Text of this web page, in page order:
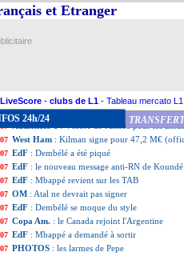
et Etranger
LiveScore - clubs de L1 - Tableau mercato L1
24h/24
Amical: Monaco surpris par le Servette
EdF: l'Espagne, pas un problème pour Dupraz
VIDEO
07 EdF: Camavinga bluffé par Koundé
Suisse: Yakin prévient l'Angleterre
: score de l'année pour les Bleus
West Ham : Kilman signe pour 47,2 M€
EdF : Dembélé a été piqué
EdF : le nouveau message anti-RN de Koundé
EdF : Mbappé revient sur les TAB
OM : Atal ne devrait pas signer
EdF : Dembélé se moque du style
Copa Am. : le Canada rejoint l'Argentine
EdF : Mbappé a demandé à sortir
PHOTOS : les larmes de Pepe